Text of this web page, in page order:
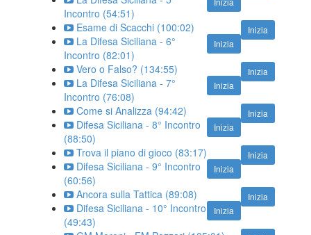
Incontro (54:51)
Inizia
Esame di Scacchi (100:02)
Inizia
La Difesa Siciliana - 6°
Incontro (82:01)
Inizia
Vero o Falso? (134:55)
Inizia
La Difesa Siciliana - 7°
Incontro (76:08)
Inizia
Come si Analizza (94:42)
Inizia
Difesa Siciliana - 8° Incontro
(88:50)
Inizia
Trova il piano di gioco (83:17)
Inizia
Difesa Siciliana - 9° Incontro
(60:56)
Inizia
Ancora sulla Tattica (89:08)
Inizia
Difesa Siciliana - 10° Incontro
(49:43)